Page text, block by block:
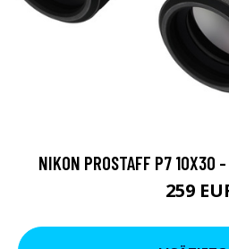
NIKON PROSTAFF P7 10X30
259